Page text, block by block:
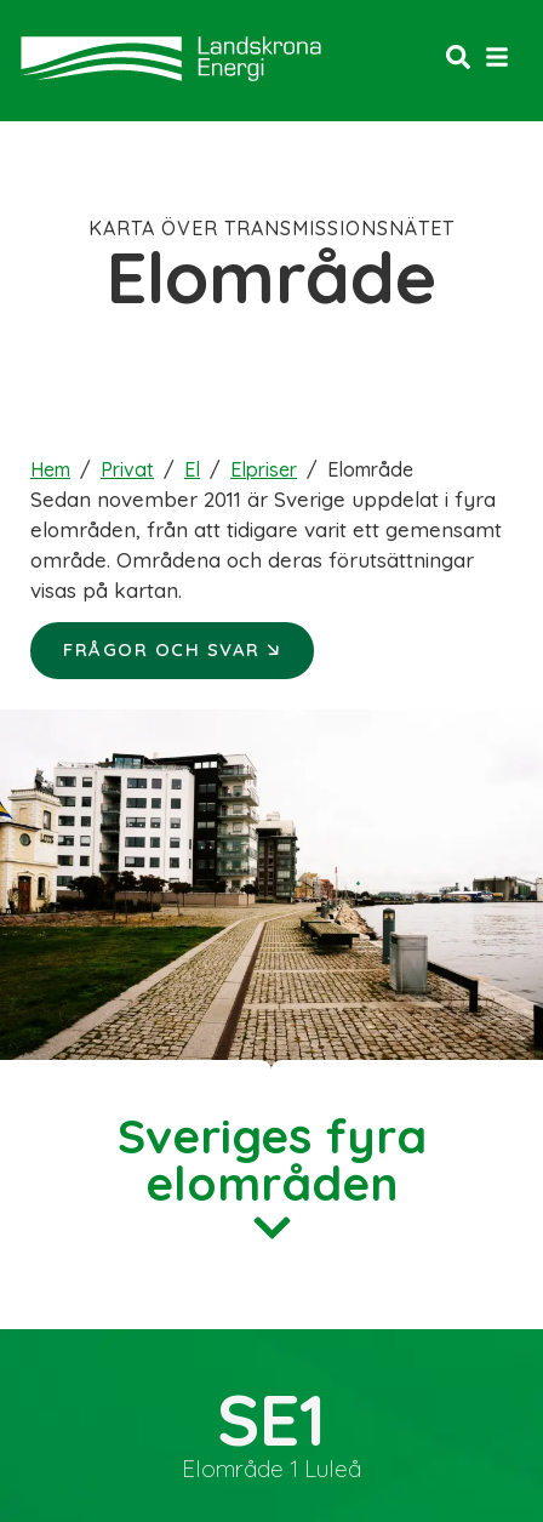
KARTA ÖVER TRANSMISSIONSNÄTET
Elområde
Hem / Privat / El / Elpriser / Elområde
Sedan november 2011 är Sverige uppdelat i fyra
elområden, från att tidigare varit ett gemensamt
område. Områdena och deras förutsättningar
visas på kartan.
FRÅGOR OCH SVAR 🡦
Sveriges fyra
elområden​
SE1
Elområde 1 Luleå